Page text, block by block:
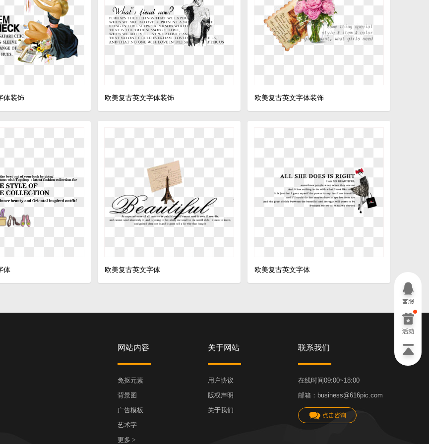
体装饰 欧美复古英文字体装饰 欧美复古英文字体装饰
体 欧美复古英文字体 欧美复古英文字体
网站内容
免抠元素
背景图
广告模板
艺术字
更多 >
关于网站
用户协议
版权声明
关于我们
联系我们
在线时间09:00~18:00
邮箱：business@616pic.com
点击咨询